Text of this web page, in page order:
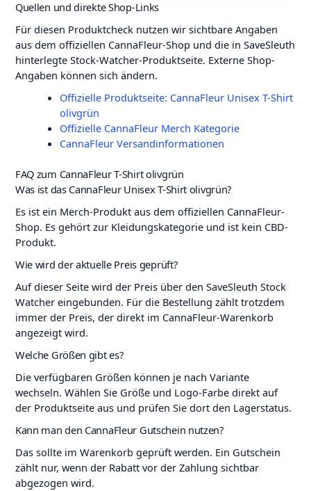
Quellen und direkte Shop-Links
Für diesen Produktcheck nutzen wir sichtbare Angaben
aus dem offiziellen CannaFleur-Shop und die in SaveSleuth
hinterlegte Stock-Watcher-Produktseite. Externe Shop-
Angaben können sich ändern.
Offizielle Produktseite: CannaFleur Unisex T-Shirt
olivgrün
Offizielle CannaFleur Merch Kategorie
CannaFleur Versandinformationen
FAQ zum CannaFleur T-Shirt olivgrün
Was ist das CannaFleur Unisex T-Shirt olivgrün?
Es ist ein Merch-Produkt aus dem offiziellen CannaFleur-
Shop. Es gehört zur Kleidungskategorie und ist kein CBD-
Produkt.
Wie wird der aktuelle Preis geprüft?
Auf dieser Seite wird der Preis über den SaveSleuth Stock
Watcher eingebunden. Für die Bestellung zählt trotzdem
immer der Preis, der direkt im CannaFleur-Warenkorb
angezeigt wird.
Welche Größen gibt es?
Die verfügbaren Größen können je nach Variante
wechseln. Wählen Sie Größe und Logo-Farbe direkt auf
der Produktseite aus und prüfen Sie dort den Lagerstatus.
Kann man den CannaFleur Gutschein nutzen?
Das sollte im Warenkorb geprüft werden. Ein Gutschein
zählt nur, wenn der Rabatt vor der Zahlung sichtbar
abgezogen wird.